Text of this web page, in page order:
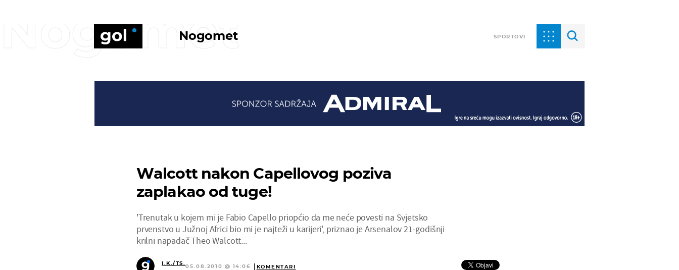
Nogomet SPORTOVI
Nogomet
Walcott nakon Capellovog poziva
zaplakao od tuge!
'Trenutak u kojem mi je Fabio Capello priopćio da me neće povesti na Svjetsko
prvenstvo u Južnoj Africi bio mi je najteži u karijeri', priznao je Arsenalov 21-godišnji
krilni napadač Theo Walcott...
I.K./TS.
05.08.2010 @ 14:06 KOMENTARI